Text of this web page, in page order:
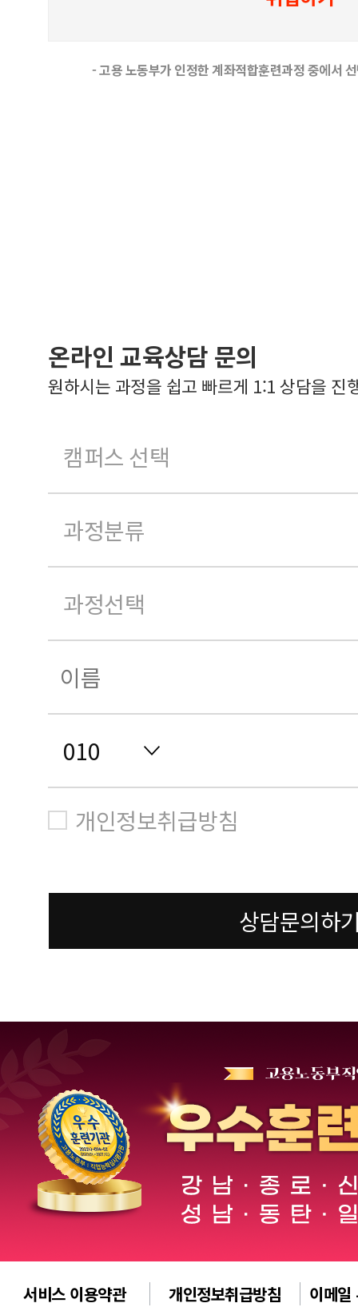
- 고용 노동부가 인정한 계좌적합훈련과정 중에서
온라인 교육상담 문의
원하시는 과정을 쉽고 빠르게 1:1 상담을 진
개인정보취급방침
상담문의하
서비스 이용약관 개인정보취급방침 이메일